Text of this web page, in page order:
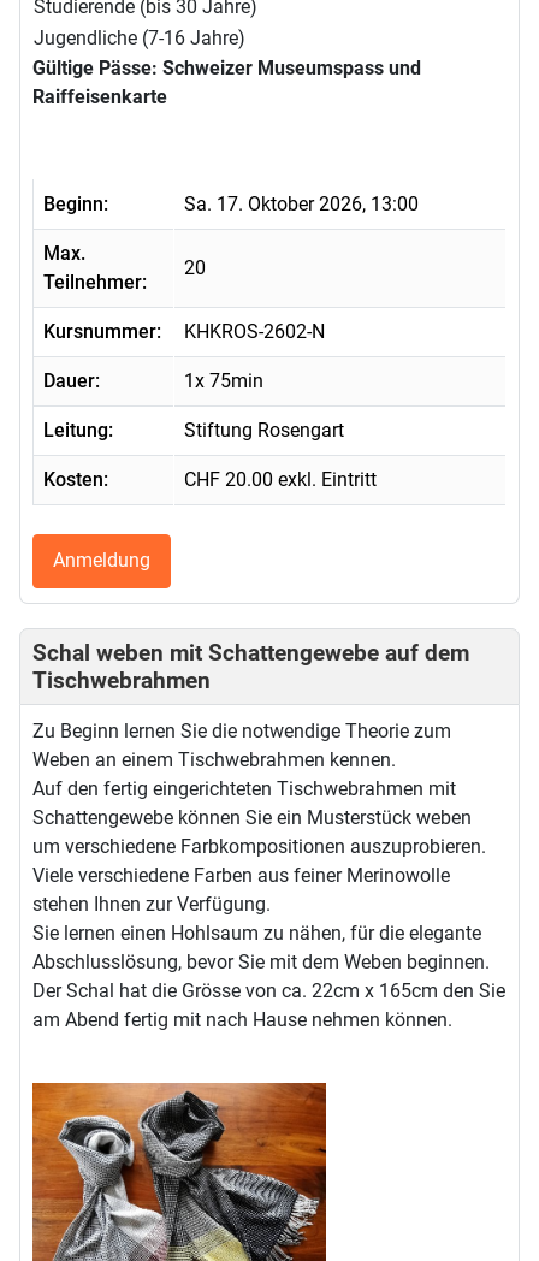
Studierende (bis 30 Jahre)
Jugendliche (7-16 Jahre)
Gültige Pässe: Schweizer Museumspass und
Raiffeisenkarte
Beginn: Sa. 17. Oktober 2026, 13:00
Max.
Teilnehmer:
20
Kursnummer: KHKROS-2602-N
Dauer: 1x 75min
Leitung: Stiftung Rosengart
Kosten: CHF 20.00 exkl. Eintritt
Anmeldung
Schal weben mit Schattengewebe auf dem
Tischwebrahmen
Zu Beginn lernen Sie die notwendige Theorie zum
Weben an einem Tischwebrahmen kennen.
Auf den fertig eingerichteten Tischwebrahmen mit
Schattengewebe können Sie ein Musterstück weben
um verschiedene Farbkompositionen auszuprobieren.
Viele verschiedene Farben aus feiner Merinowolle
stehen Ihnen zur Verfügung.
Sie lernen einen Hohlsaum zu nähen, für die elegante
Abschlusslösung, bevor Sie mit dem Weben beginnen.
Der Schal hat die Grösse von ca. 22cm x 165cm den Sie
am Abend fertig mit nach Hause nehmen können.